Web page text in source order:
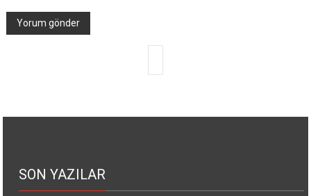
SON YAZILAR